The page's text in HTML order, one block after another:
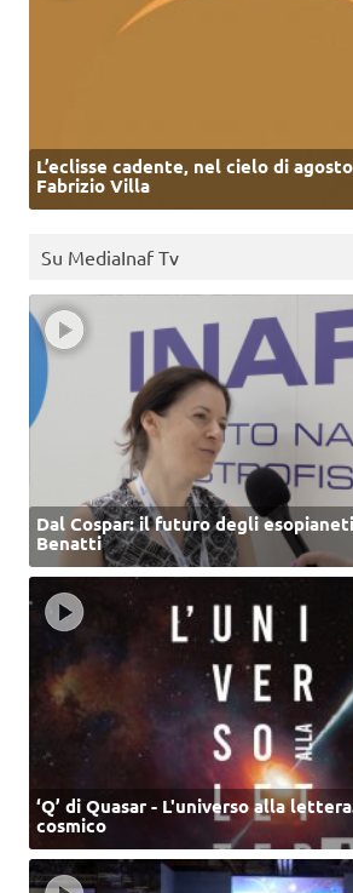
L’eclisse cadente, nel cielo di
Fabrizio Villa
Su MediaInaf Tv
Dal Cospar: il futuro degli
Benatti
‘Q’ di Quasar - L'universo alla
cosmico